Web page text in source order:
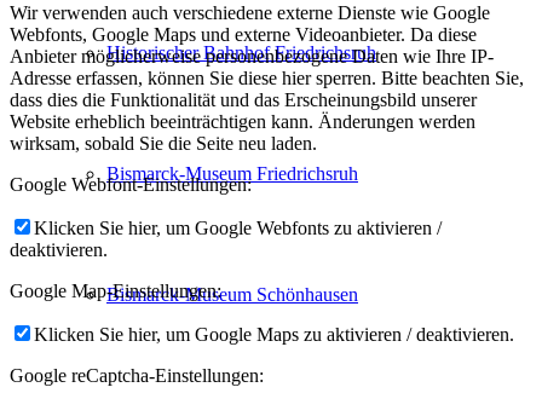
Historischer Bahnhof Friedrichsruh
Bismarck-Museum Friedrichsruh
Bismarck-Museum Schönhausen
Wir verwenden auch verschiedene externe Dienste wie Google
Webfonts, Google Maps und externe Videoanbieter. Da diese
Anbieter möglicherweise personenbezogene Daten wie Ihre IP-
Adresse erfassen, können Sie diese hier sperren. Bitte beachten Sie,
dass dies die Funktionalität und das Erscheinungsbild unserer
Website erheblich beeinträchtigen kann. Änderungen werden
wirksam, sobald Sie die Seite neu laden.
Google Webfont-Einstellungen:
Klicken Sie hier, um Google Webfonts zu aktivieren /
deaktivieren.
Google Map-Einstellungen:
Klicken Sie hier, um Google Maps zu aktivieren / deaktivieren.
Google reCaptcha-Einstellungen: